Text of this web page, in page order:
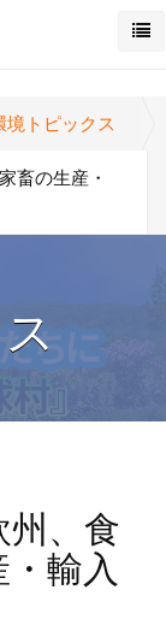
境トピックス
畜の生産・
州、食
輸入